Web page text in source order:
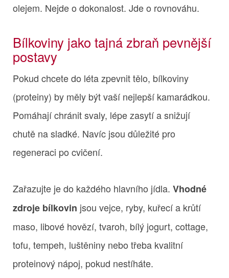
olejem. Nejde o dokonalost. Jde o rovnováhu.
Bílkoviny jako tajná zbraň pevnější
postavy
Pokud chcete do léta zpevnit tělo, bílkoviny
(proteiny) by měly být vaší nejlepší kamarádkou.
Pomáhají chránit svaly, lépe zasytí a snižují
chutě na sladké. Navíc jsou důležité pro
regeneraci po cvičení.
Zařazujte je do každého hlavního jídla. Vhodné
zdroje bílkovin jsou vejce, ryby, kuřecí a krůtí
maso, libové hovězí, tvaroh, bílý jogurt, cottage,
tofu, tempeh, luštěniny nebo třeba kvalitní
proteinový nápoj, pokud nestíháte.